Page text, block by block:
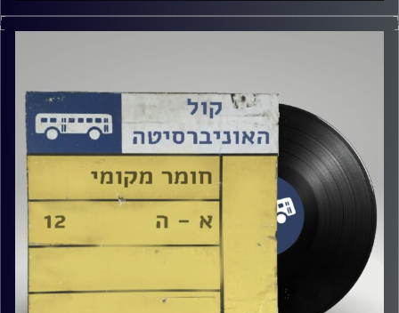
שעה של מוזיקה ישראלית עם טל גירטלר